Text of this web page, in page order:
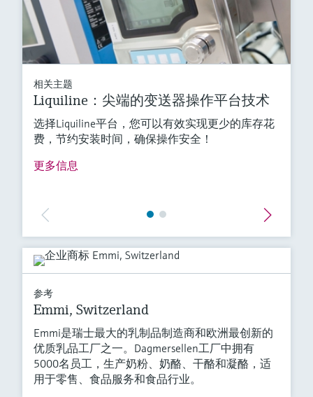
相关主题
Liquiline：尖端的变送器操作平台技术
选择Liquiline平台，您可以有效实现更少的库存花
费，节约安装时间，确保操作安全！
更多信息
参考
Emmi, Switzerland
Emmi是瑞士最大的乳制品制造商和欧洲最创新的
优质乳品工厂之一。Dagmersellen工厂中拥有
5000名员工，生产奶粉、奶酪、干酪和凝酪，适
用于零售、食品服务和食品行业。